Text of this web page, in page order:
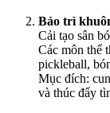
Bảo trì
Cải tạo sân
Các môn thể
pickleball,
Mục đích:
và thúc đẩy